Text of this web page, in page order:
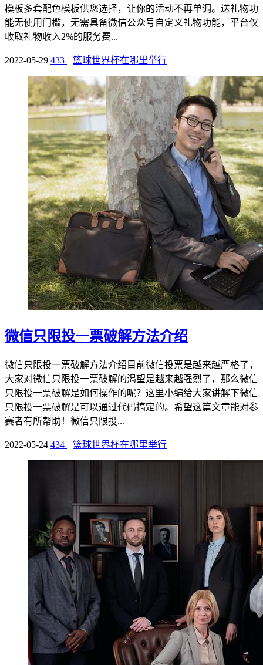
模板多套配色模板供您选择，让你的活动不再单调。送礼物功
能无使用门槛，无需具备微信公众号自定义礼物功能，平台仅
收取礼物收入2%的服务费...
2022-05-29 433 篮球世界杯在哪里举行
微信只限投一票破解方法介绍
微信只限投一票破解方法介绍目前微信投票是越来越严格了，
大家对微信只限投一票破解的渴望是越来越强烈了，那么微信
只限投一票破解是如何操作的呢？这里小编给大家讲解下微信
只限投一票破解是可以通过代码搞定的。希望这篇文章能对参
赛者有所帮助！微信只限投...
2022-05-24 434 篮球世界杯在哪里举行